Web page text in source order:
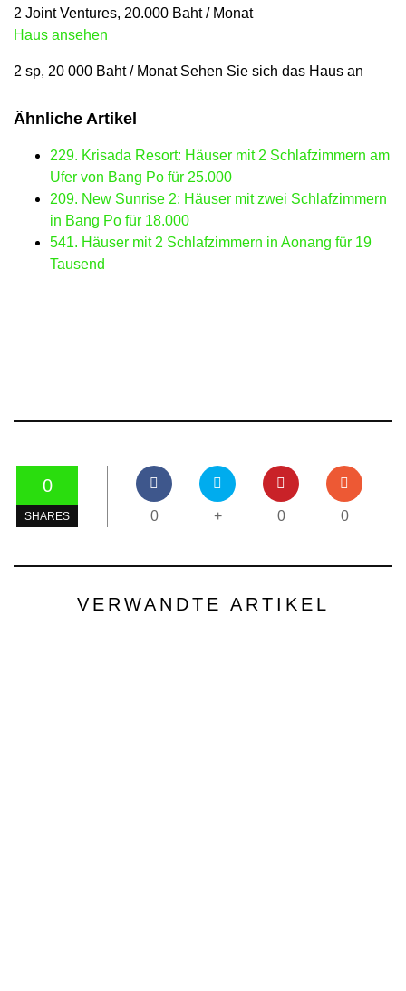
2 Joint Ventures, 20.000 Baht / Monat
Haus ansehen
2 sp, 20 000 Baht / Monat Sehen Sie sich das Haus an
Ähnliche Artikel
229. Krisada Resort: Häuser mit 2 Schlafzimmern am
Ufer von Bang Po für 25.000
209. New Sunrise 2: Häuser mit zwei Schlafzimmern
in Bang Po für 18.000
541. Häuser mit 2 Schlafzimmern in Aonang für 19
Tausend
0
SHARES 0 + 0 0
VERWANDTE ARTIKEL